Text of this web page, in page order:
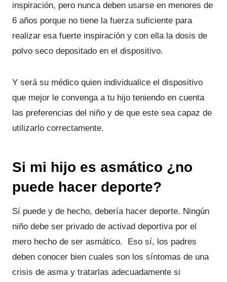
inspiración, pero nunca deben usarse en menores de
6 años porque no tiene la fuerza suficiente para
realizar esa fuerte inspiración y con ella la dosis de
polvo seco depositado en el dispositivo.
Y será su médico quien individualice el dispositivo
que mejor le convenga a tu hijo teniendo en cuenta
las preferencias del niño y de que este sea capaz de
utilizarlo correctamente.
Si mi hijo es asmático ¿no
puede hacer deporte?
Sí puede y de hecho, debería hacer deporte. Ningún
niño debe ser privado de activad deportiva por el
mero hecho de ser asmático. Eso sí, los padres
deben conocer bien cuales son los síntomas de una
crisis de asma y tratarlas adecuadamente si